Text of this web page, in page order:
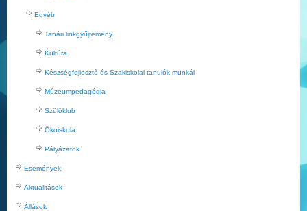
Egyéb
Tanári linkgyűjtemény
Kultúra
Készségfejlesztő és Szakiskolai tanulók munkái
Múzeumpedagógia
Szülőklub
Ökoiskola
Pályázatok
Események
Aktualitások
Állások